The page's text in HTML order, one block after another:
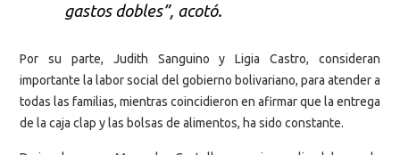
gastos dobles”, acotó.
Por su parte, Judith Sanguino y Ligia Castro, consideran
importante la labor social del gobierno bolivariano, para atender a
todas las familias, mientras coincidieron en afirmar que la entrega
de la caja clap y las bolsas de alimentos, ha sido constante.